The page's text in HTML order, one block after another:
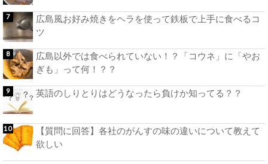
広島風お好み焼きをヘラを使って鉄板で上手に食べるコ
ツ
広島以外では食べられていない！？「コウネ」に「やお
ぎも」って何！？？
英語のしりとりはどうなったら負けか知ってる？？
【質問に回答】各社のがんすの味の違いについて教えて
欲しい